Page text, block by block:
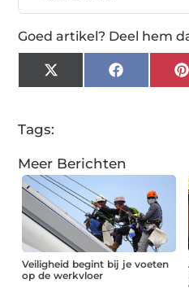
Goed artikel? Deel hem
X
(Twitter)
Facebook
Tags:
Meer Berichten
Veiligheid begint bij je voeten
op de werkvloer